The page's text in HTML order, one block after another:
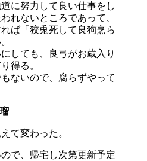
に努力して良い仕事をし
れないところであって、
ば「狡兎死して良狗烹ら
しても、良弓がお蔵入り
得る。
ないので、腐らずやって
て変わった。
で、帰宅し次第更新予定